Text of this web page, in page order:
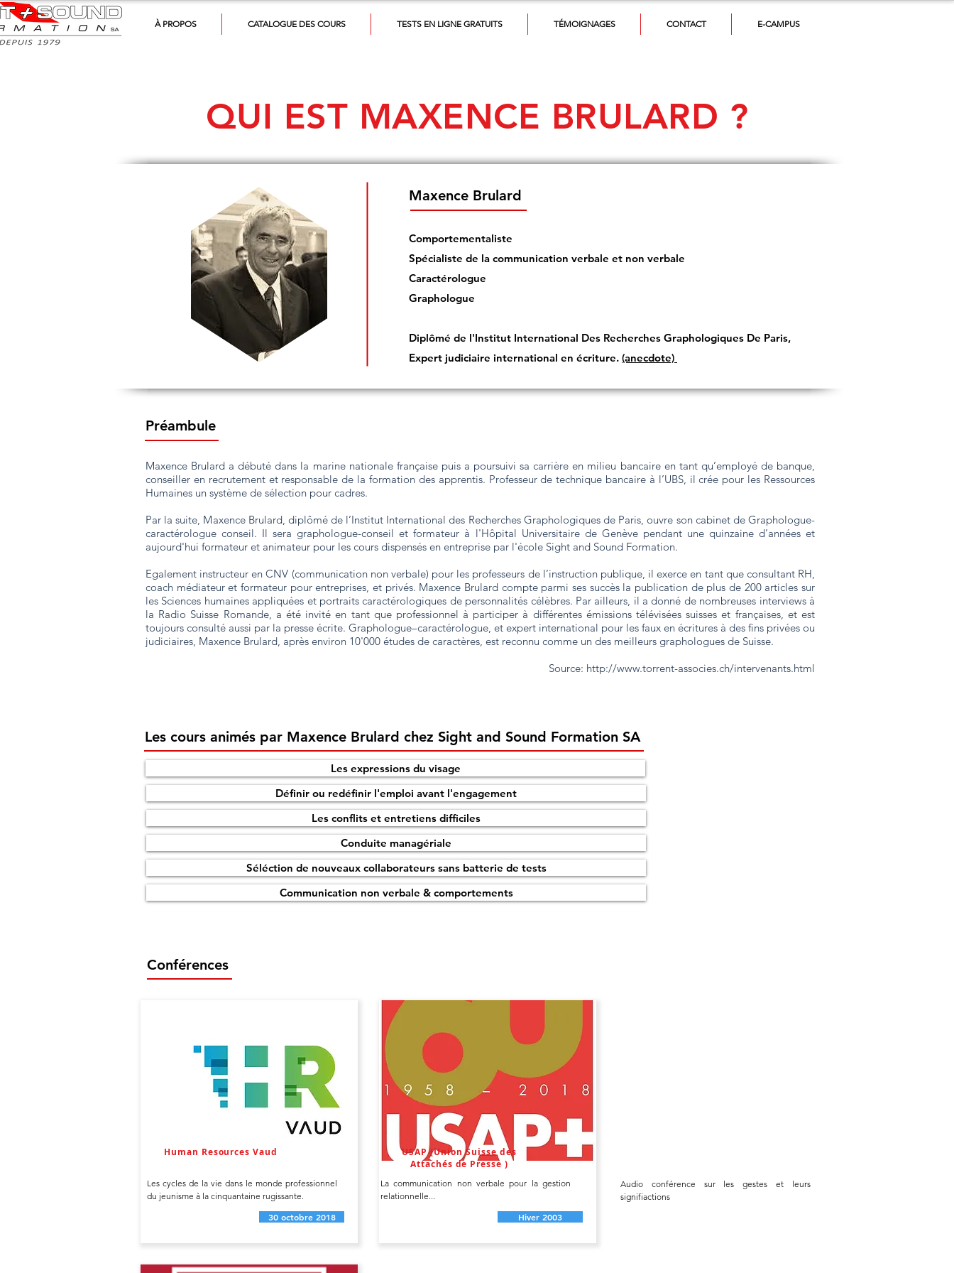
À PROPOS CATALOGUE DES COURS TESTS EN LIGNE GRATUITS TÉMOIGNAGES CONTACT E-CAMPUS
QUI EST MAXENCE BRULARD ?
Maxence Brulard
Comportementaliste
Spécialiste de la communication verbale et non verbale
Caractérologue
Graphologue
Diplômé de l'Institut International Des Recherches Graphologiques De Paris,
Expert judiciaire international en écriture. (anecdote)
Préambule
Maxence Brulard a débuté dans la marine nationale française puis a poursuivi sa carrière en milieu bancaire en tant qu’employé de banque,
conseiller en recrutement et responsable de la formation des apprentis. Professeur de technique bancaire à l’UBS, il crée pour les Ressources
Humaines un système de sélection pour cadres.
Par la suite, Maxence Brulard, diplômé de l’Institut International des Recherches Graphologiques de Paris, ouvre son cabinet de Graphologue-
caractérologue conseil. Il sera graphologue-conseil et formateur à l'Hôpital Universitaire de Genève pendant une quinzaine d’années et
aujourd'hui formateur et animateur pour les cours dispensés en entreprise par l'école Sight and Sound Formation.
Egalement instructeur en CNV (communication non verbale) pour les professeurs de l’instruction publique, il exerce en tant que consultant RH,
coach médiateur et formateur pour entreprises, et privés. Maxence Brulard compte parmi ses succès la publication de plus de 200 articles sur
les Sciences humaines appliquées et portraits caractérologiques de personnalités célèbres. Par ailleurs, il a donné de nombreuses interviews à
la Radio Suisse Romande, a été invité en tant que professionnel à participer à différentes émissions télévisées suisses et françaises, et est
toujours consulté aussi par la presse écrite. Graphologue–caractérologue, et expert international pour les faux en écritures à des fins privées ou
judiciaires, Maxence Brulard, après environ 10'000 études de caractères, est reconnu comme un des meilleurs graphologues de Suisse.
Source: http://www.torrent-associes.ch/intervenants.html
Les cours animés par Maxence Brulard chez Sight and Sound Formation SA
Les expressions du visage
Définir ou redéfinir l'emploi avant l'engagement
Les conflits et entretiens difficiles
Conduite managériale
Séléction de nouveaux collaborateurs sans batterie de tests
Communication non verbale & comportements
Conférences
Human Resources Vaud
30 octobre 2018
USAP (Union Suisse des
Attachés de Presse )
Hiver 2003
Les cycles de la vie dans le monde professionnel
du jeunisme à la cinquantaine rugissante.
La communication non verbale pour la gestion
relationnelle...
Audio conférence sur les gestes et leurs
signifiactions